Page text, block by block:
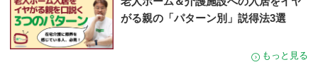
がる親の「パターン別」説得法3選
もっと見る